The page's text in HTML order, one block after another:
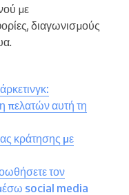
με
διαγωνισμούς
πελατών αυτή τη
κράτησης με
τον
social media